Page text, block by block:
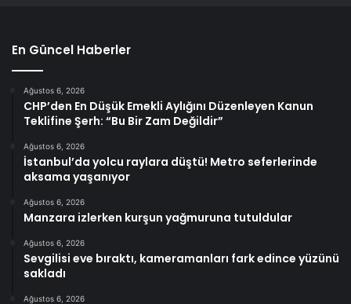
En Güncel Haberler
Ağustos 6, 2026
CHP’den En Düşük Emekli Aylığını Düzenleyen Kanun
Teklifine Şerh: “Bu Bir Zam Değildir”
Ağustos 6, 2026
İstanbul’da yolcu raylara düştü! Metro seferlerinde
aksama yaşanıyor
Ağustos 6, 2026
Manzara izlerken kurşun yağmuruna tutuldular
Ağustos 6, 2026
Sevgilisi eve bıraktı, kameramanları fark edince yüzünü
sakladı
Ağustos 6, 2026